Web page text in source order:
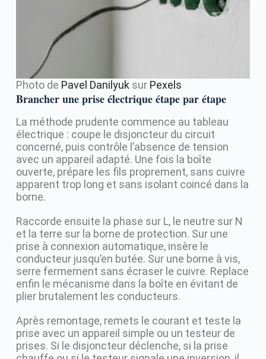
Photo de Pavel Danilyuksur Pexels
Brancher une prise électrique étape par étape
La méthode prudente commence au tableau
électrique : coupe le disjoncteur du circuit
concerné, puis contrôle l’absence de tension
avec un appareil adapté. Une fois la boîte
ouverte, prépare les fils proprement, sans cuivre
apparent trop long et sans isolant coincé dans la
borne.
Raccorde ensuite la phase sur L, le neutre sur N
et la terre sur la borne de protection. Sur une
prise à connexion automatique, insère le
conducteur jusqu’en butée. Sur une borne à vis,
serre fermement sans écraser le cuivre. Replace
enfin le mécanisme dans la boîte en évitant de
plier brutalement les conducteurs.
Après remontage, remets le courant et teste la
prise avec un appareil simple ou un testeur de
prises. Si le disjoncteur déclenche, si la prise